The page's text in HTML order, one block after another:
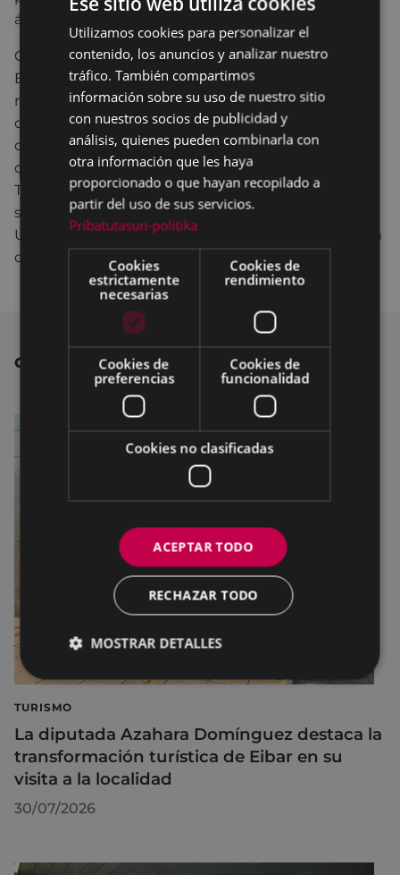
árboles de la especie Crataegus Laevigata.
Con esta nueva actuación, el Ayuntamiento de
Eibar da un nuevo paso en el plan de favorecer la
movilidad peatonal e impulsar la actividad
comercial mediante la progresiva creación en las
calles céntricas de la ciudad de zonas de
coexistencia. Desde que hace años se transformara
Toribio Etxebarria en calle de coexistencia, han
seguido los mismos pasos Ego Gain, San Agustín,
Unzaga (travesía del Guridi), Estaziño, Zuloagatarren
o Legarre.
OTRAS NOTICIAS
TURISMO
La diputada Azahara Domínguez destaca la
transformación turística de Eibar en su
visita a la localidad
30/07/2026
BASQUE
SPANISH
Utilizamos cookies para personalizar el
contenido, los anuncios y analizar nuestro
tráfico. También compartimos
información sobre su uso de nuestro sitio
con nuestros socios de publicidad y
análisis, quienes pueden combinarla con
otra información que les haya
proporcionado o que hayan recopilado a
partir del uso de sus servicios.
Pribatutasun-politika
Cookies
estrictamente
necesarias
Cookies de
rendimiento
Cookies de
preferencias
Cookies de
funcionalidad
Cookies no clasificadas
ACEPTAR TODO
RECHAZAR TODO
MOSTRAR DETALLES